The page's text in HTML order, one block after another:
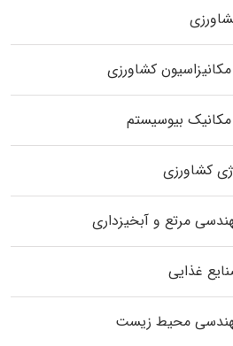
کشاورزی
بیوسیستم
کشاورزی
مرتع و آبخیزداری
غذایی
محیط زیست